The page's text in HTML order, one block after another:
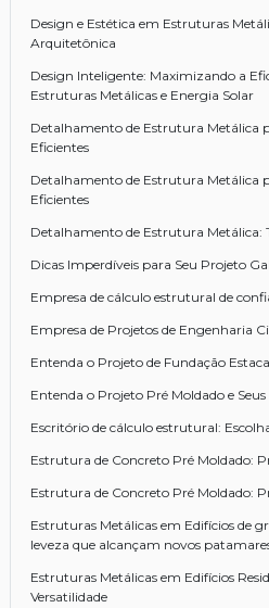
Design e Estética em Estruturas
Arquitetônica
Design Inteligente: Maximizando a
Estruturas Metálicas e Energia Solar
Detalhamento de Estrutura Metálica
Eficientes
Detalhamento de Estrutura Metálica
Eficientes
Detalhamento de Estrutura Metálica:
Dicas Imperdíveis para Seu Projeto
Empresa de cálculo estrutural de
Empresa de Projetos de Engenharia
Entenda o Projeto de Fundação
Entenda o Projeto Pré Moldado e Seus
Escritório de cálculo estrutural:
Estrutura de Concreto Pré Moldado:
Estrutura de Concreto Pré Moldado:
Estruturas Metálicas em Edifícios de
leveza que alcançam novos
Estruturas Metálicas em Edifícios
Versatilidade